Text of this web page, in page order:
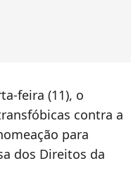
feira (11), o
contra a
para
dos Direitos da